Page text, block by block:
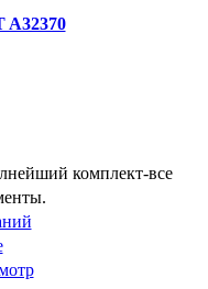
A32370
комплект-все